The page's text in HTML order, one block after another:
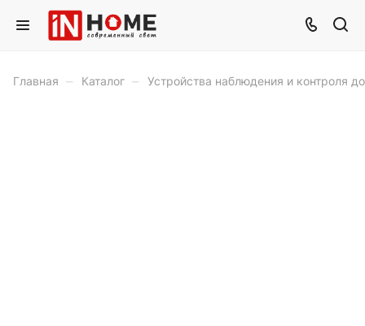
Главная – Каталог – Устройства наблюдения и контроля